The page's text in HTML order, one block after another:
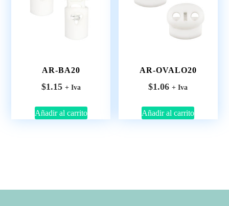
AR-BA20
$1.15 + Iva
Añadir al carrito
AR-OVALO20
$1.06 + Iva
Añadir al carrito